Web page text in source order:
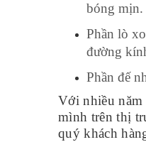
bóng mịn.
Phần lò
đường
Phần đế
Với nhiều năm
mình trên thị
quý khách